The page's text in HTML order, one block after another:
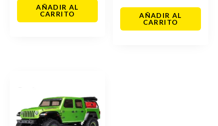
AÑADIR AL
CARRITO
AÑADIR AL
CARRITO